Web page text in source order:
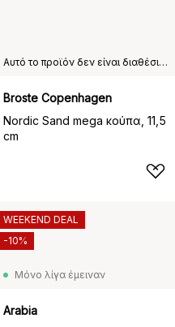
Αυτό το προϊόν δεν είναι διαθέσιμο στη χώρα παράδοσης που έχετε επιλέξει.
Broste Copenhagen
Nordic Sand mega κούπα, 11,5
cm
Μόνο λίγα έμειναν
Arabia
WEEKEND DEAL
-10%